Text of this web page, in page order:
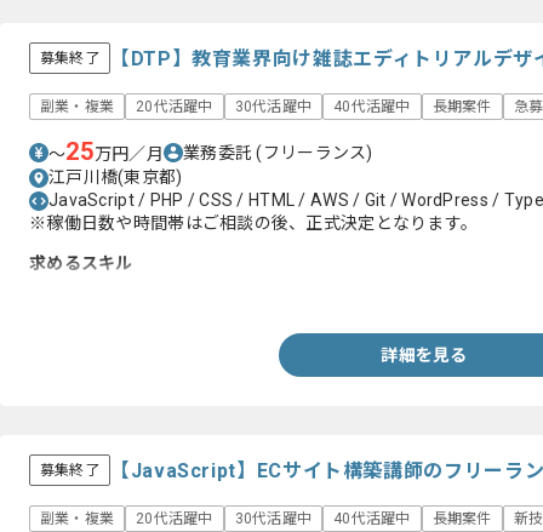
募集終了 【DTP】教育業界向け雑誌エディトリアルデ
副業・複業 20代活躍中 30代活躍中 40代活躍中 長期案件 急募
〜25万円／月 業務委託(フリーランス)
江戸川橋(東京都)
JavaScript / PHP / CSS / HTML / AWS / Git / WordPress /
※稼働日数や時間帯はご相談の後、正式決定となります。
求めるスキル
詳細を見る
募集終了 【JavaScript】ECサイト構築講師のフリーラ
副業・複業 20代活躍中 30代活躍中 40代活躍中 長期案件 新